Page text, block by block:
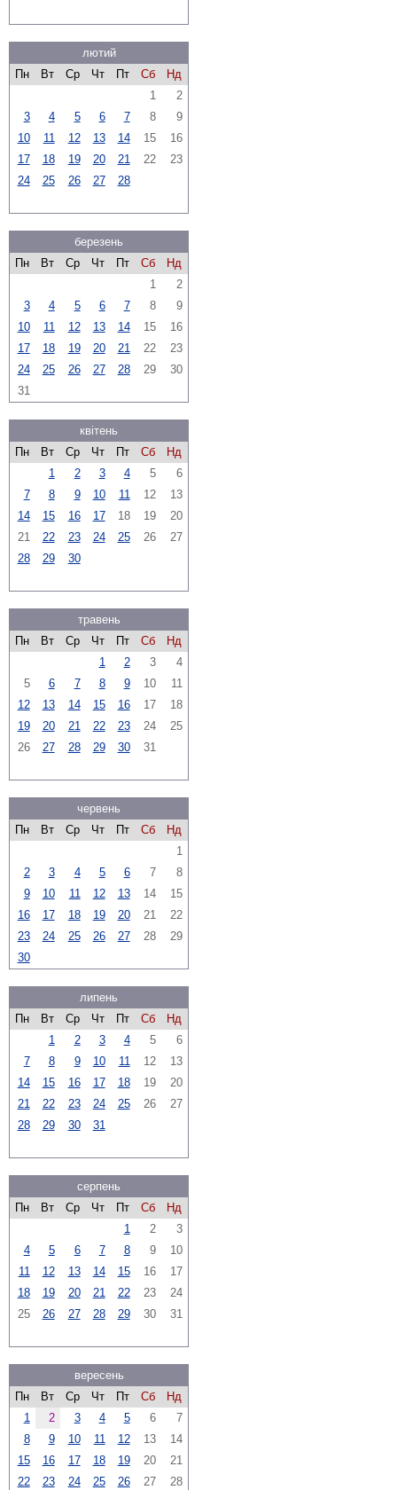
лютий
Пн
Вт Ср Чт Пт Сб
Нд
1
2
3
4 5 6 7 8
9
10
11 12 13 14 15
16
17
18 19 20 21 22
23
24
25 26 27 28
березень
Пн
Вт Ср Чт Пт Сб
Нд
1
2
3
4 5 6 7 8
9
10
11 12 13 14 15
16
17
18 19 20 21 22
23
24
25 26 27 28 29
30
31
квітень
Пн
Вт Ср Чт Пт Сб
Нд
1
2 3 4 5
6
7
8 9 10 11 12
13
14
15 16 17 18 19
20
21
22 23 24 25 26
27
28
29 30
травень
Пн
Вт Ср Чт Пт Сб
Нд
1
2 3
4
5
6 7 8 9 10
11
12
13 14 15 16 17
18
19
20 21 22 23 24
25
26
27 28 29 30 31
червень
Пн
Вт Ср Чт Пт Сб
Нд
1
2
3 4 5 6 7
8
9
10 11 12 13 14
15
16
17 18 19 20 21
22
23
24 25 26 27 28
29
30
липень
Пн
Вт Ср Чт Пт Сб
Нд
1
2 3 4 5
6
7
8 9 10 11 12
13
14
15 16 17 18 19
20
21
22 23 24 25 26
27
28
29 30 31
серпень
Пн
Вт Ср Чт Пт Сб
Нд
1
2
3
4
5 6 7 8 9
10
11
12 13 14 15 16
17
18
19 20 21 22 23
24
25
26 27 28 29 30 31
вересень
Пн
Вт Ср Чт Пт Сб
Нд
1
2 3 4 5 6
7
8
9 10 11 12 13
14
15
16 17 18 19 20
21
22
23 24 25 26 27 28